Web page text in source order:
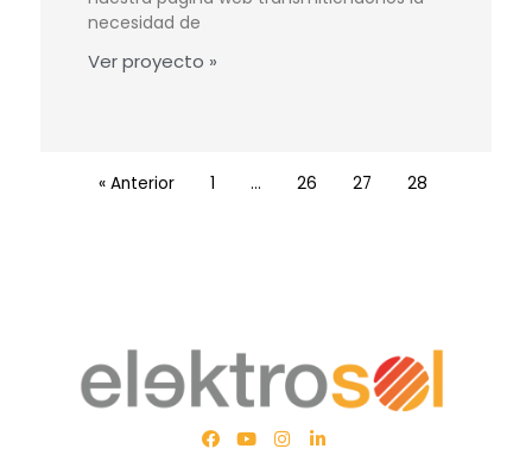
necesidad de
Ver proyecto »
« Anterior 1 … 26 27 28